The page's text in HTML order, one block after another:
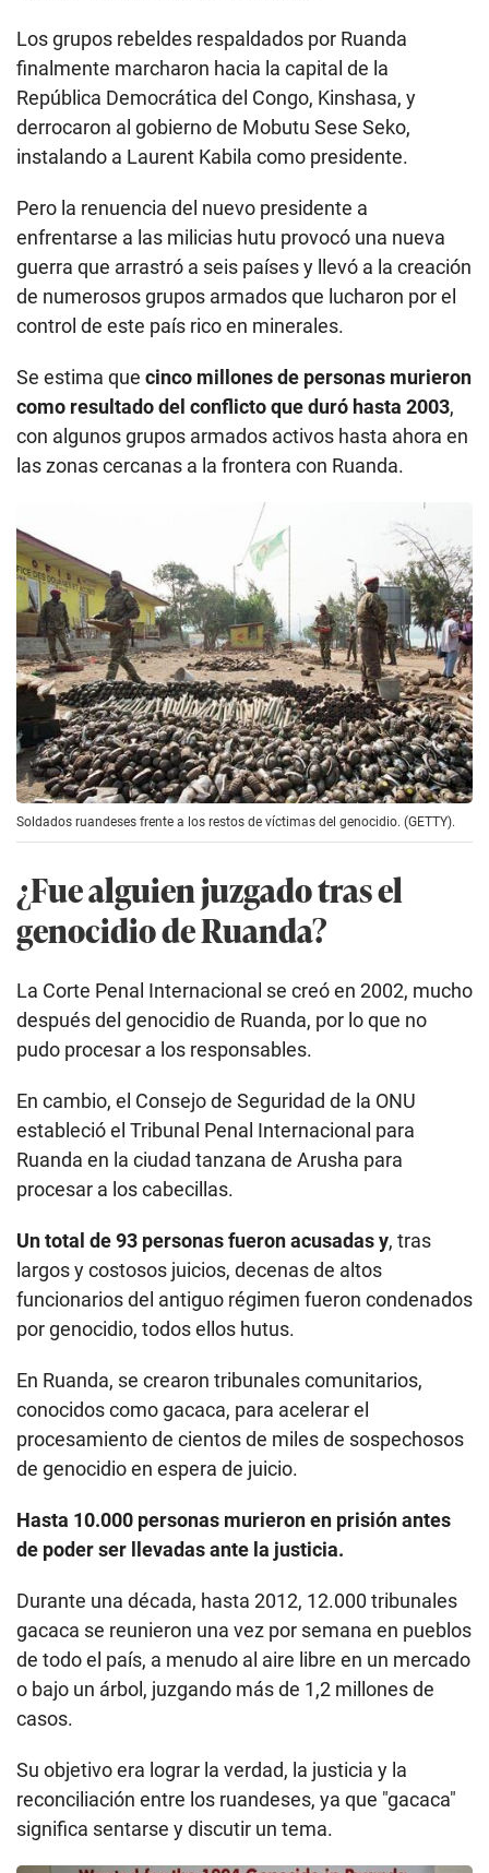
Los grupos rebeldes respaldados por Ruanda
finalmente marcharon hacia la capital de la
República Democrática del Congo, Kinshasa, y
derrocaron al gobierno de Mobutu Sese Seko,
instalando a Laurent Kabila como presidente.
Pero la renuencia del nuevo presidente a
enfrentarse a las milicias hutu provocó una nueva
guerra que arrastró a seis países y llevó a la creación
de numerosos grupos armados que lucharon por el
control de este país rico en minerales.
Se estima que cinco millones de personas murieron
como resultado del conflicto que duró hasta 2003,
con algunos grupos armados activos hasta ahora en
las zonas cercanas a la frontera con Ruanda.
Soldados ruandeses frente a los restos de víctimas del genocidio. (GETTY).
¿Fue alguien juzgado tras el
genocidio de Ruanda?
La Corte Penal Internacional se creó en 2002, mucho
después del genocidio de Ruanda, por lo que no
pudo procesar a los responsables.
En cambio, el Consejo de Seguridad de la ONU
estableció el Tribunal Penal Internacional para
Ruanda en la ciudad tanzana de Arusha para
procesar a los cabecillas.
Un total de 93 personas fueron acusadas y, tras
largos y costosos juicios, decenas de altos
funcionarios del antiguo régimen fueron condenados
por genocidio, todos ellos hutus.
En Ruanda, se crearon tribunales comunitarios,
conocidos como gacaca, para acelerar el
procesamiento de cientos de miles de sospechosos
de genocidio en espera de juicio.
Hasta 10.000 personas murieron en prisión antes
de poder ser llevadas ante la justicia.
Durante una década, hasta 2012, 12.000 tribunales
gacaca se reunieron una vez por semana en pueblos
de todo el país, a menudo al aire libre en un mercado
o bajo un árbol, juzgando más de 1,2 millones de
casos.
Su objetivo era lograr la verdad, la justicia y la
reconciliación entre los ruandeses, ya que "gacaca"
significa sentarse y discutir un tema.